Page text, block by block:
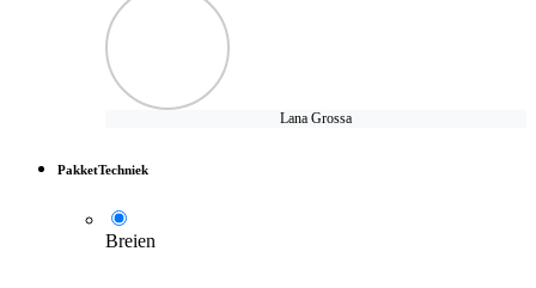
Lana Grossa
PakketTechniek
Breien